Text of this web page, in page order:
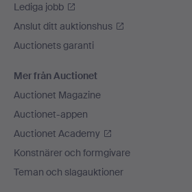
Lediga jobb
Anslut ditt auktionshus
Auctionets garanti
Mer från Auctionet
Auctionet Magazine
Auctionet-appen
Auctionet Academy
Konstnärer och formgivare
Teman och slagauktioner